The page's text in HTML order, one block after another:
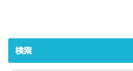
検索